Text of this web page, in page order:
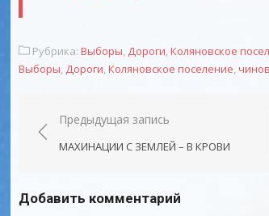
Рубрика: Выборы, Дороги,Коляновское
Выборы, Дороги,Коляновское поселение,
Навигация
по
Предыдущая запись
МАХИНАЦИИ С ЗЕМЛЕЙ – В КРОВИ
Добавить комментарий